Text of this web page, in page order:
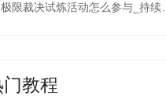
裁决试炼活动怎么参与_持续到什么时候
教程